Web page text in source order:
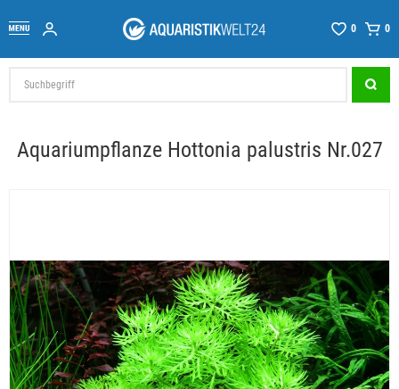
0 0
Aquariumpflanze Hottonia palustris Nr.027